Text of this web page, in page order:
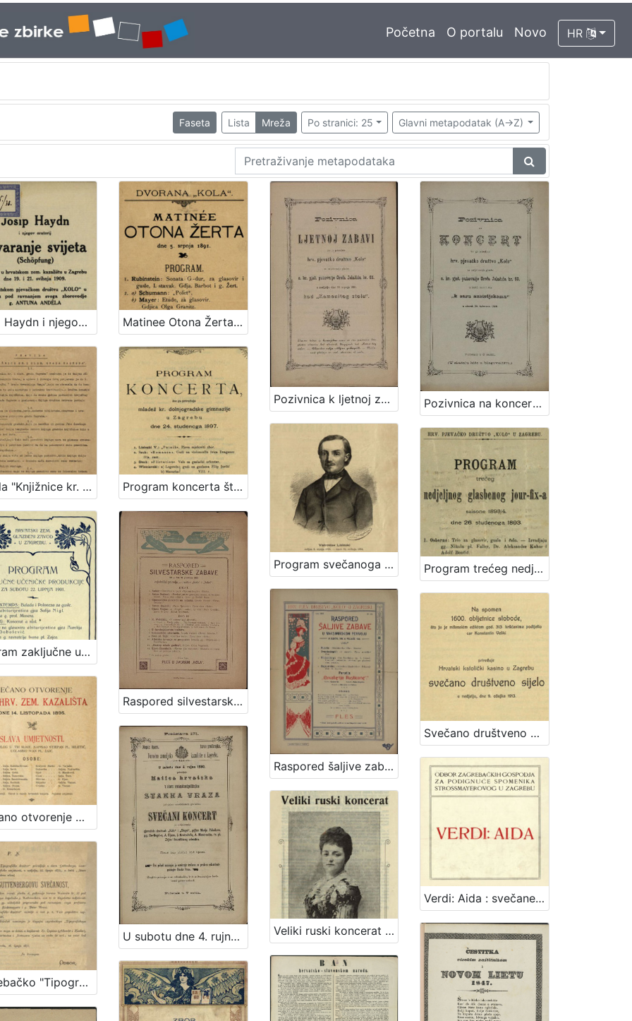
Početna O portalu Novo HR
Faseta Lista Mreža Po stranici: 25 Glavni metapodatak (A->Z)
Josip Haydn i njegov oratorij Stvaranje svijeta (Schöpfung) : izveden u hrvatskom zem. kazalištu u Zagrebu dne 19. i 21. svibnja 1909. po hrvatskom pjevačkom društvu "Kolo" u Zagrebu pod ravnanjem svoga zborovodje g. Antuna Andela Matinee Otona Žerta : dvorana "Kola", dne 5. srpnja 1891. : program
Pozivnica k ljetnoj zabavi što ju priredjuje hrv. pjevačko družtvo "Kolo" uz sudjelovanje glasbe c. kr. pješ. pukovnije Grofa Jelačića br. 69. u nedjelju dne 10. srpnja 1881. kod "Kamenitog stola" Pozivnica na koncert što ga priredjuje hrv. pjevačko družtvo "Kolo" uz sudjelovanje glasbe c. kr. pješ. pukovnije grofa Jelačića br. 69. u bašći svratišta "K caru austrijskomu" u utorak 10. kolovoza 1880
Pravila "Knjižnice kr. i slob. grada Zagreba" / Knjižnica kr. i slob. grada Zagreba Program koncerta što ga priređuje mladež kr. dolnjogradske gimnazije u Zagrebu dne 24. studenoga 1897.
Program svečanoga koncerta "Večer Lisinskova" : dne 15. prosinca 1893. / Hrvatsko pjevačko družtvo "Kolo" u Zagrebu ; sborovi i koncertom ravna družtveni artistički ravnatelj Nikola Faller, orkestrom c. i kr. pukovnije nadvojvode Leopolda br. 53. kapelnik Josip Dvor[ž]ak Program trećeg nedjeljnog glasbenog jour-fix-a : saisone 1893/4 : dne 26. studenoga 1893. / Hrv. pjevačko družtvo "Kolo" u Zagrebu
Program zaključne učeničke produkcije za subotu 22. lipnja 1901. / Hrvatski zem. glazbeni zavod
Raspored silvestarske zabave što ju dne 31. prosinca 1903. zajednički priredjuju društva "Kolo" i "Sokol"
Raspored šaljive zabave u Maksimirskom perivoju : u subotu dne 6. veljače 1904. / Hrv. pjev. društvo "Kolo" u Zagrebu
Svečano društveno sijelo / priređuje Hrvatski katolički kasino u Zagrebu
Svečano otvorenje Nar. hrv. zem. kazališta : dne 14. listopada 1895.
U subotu dne 4. rujna 1880. priredjuje Matica hrvatska u slavu sedamdesetgodišnjice Stanka Vraza svečani koncert uz sudjelovanje pjevačkih družtvah "Kola" i "Sloge", gdjice Marije Prikrilove, gg. De-Negri-a, A. Fijana, J. Kratochvila, A. Mandrovića, Iv. pl. Zajca i kazalištnog orkestra / [program] Narodno zemaljsko kazalište u Zagrebu ; [program] Hrv. pjevačko družtvo "Kolo" u Zagrebu Veliki ruski koncerat gđe. Marije Ivanovne pl. Gorlenko-Doline solistice Nj. Veličanstva cara ruskoga i primadone carske opere u Petrogradu : uz sudjelovanje pijanistice gdjice. Marije Nedbalove / iz ruskog preveo [napjeve] August Harambašić
Verdi: Aida : svečane predstave u korist spomenika J. J. Strossmayera 5 i 6 ožujka u Hrv. zem. kazalištu / Odbor zagrebačkih gospodja za podignuće spomenika Strossmayerovog u Zagrebu
Zagrebačko "Tipografičko družtvo" priredjuje u slavu Guttenberga, iznašatelja tipografičke umjetnosti, u nedjelju, 23. lipnja 1872., u bašći "Stare lipe" (Nikolićeva ulica) Guttenbergovu svečanost